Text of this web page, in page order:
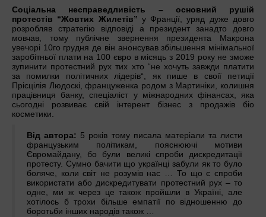
Соціальна несправедливість – основний рушій
протестів “Жовтих Жилетів” у Франції, уряд дуже довго
розробляв стратегію відповіді а президент занадто довго
мовчав, тому публічне звернення президента Макрона
увечорі 10го грудня де він анонсував збільшення мінімальної
заробітньої плати на 100 євро в місяць з 2019 року не зможe
зупинити протестний рух тих хто “не хочуть завжди платити
за помилки політичних лідерів“, як пише в своії петиції
Прісцілія Людоскі, француженка родом з Мартиніки, колишня
працівниця банку, спеціаліст у міжнародних фінансах, яка
сьогодні розвиває свій інтерент бізнес з продажів біо
косметики.
Від автора: 5 років тому писала матеріали та листи
французьким політикам, пояснюючі мотиви
Євромайдану, бо були великі спроби дискредитації
протесту. Сумнo бачити що українці забули як то було
боляче, коли світ не розумів нас … То що є спроби
використати або дискредитувати протестний рух – то
одне, ми ж через це також пройшли в Україні, але
хотілось б трохи більше емпатії по відношенню до
боротьби інших народів також …